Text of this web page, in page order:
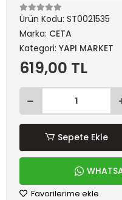
Ürün Kodu: ST0021535
Marka: CETA
Kategori: YAPI MARKET
619,00 TL
Sepete Ekle
Favorilerime ekle